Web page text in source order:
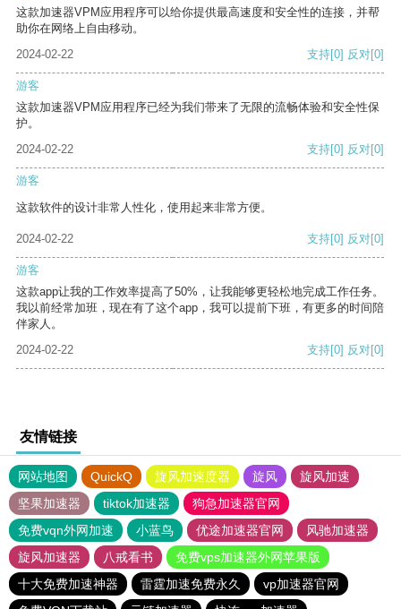
这款加速器VPM应用程序可以给你提供最高速度和安全性的连接，并帮
助你在网络上自由移动。
2024-02-22
支持[0] 反对[0]
游客
这款加速器VPM应用程序已经为我们带来了无限的流畅体验和安全性保
护。
2024-02-22
支持[0] 反对[0]
游客
这款软件的设计非常人性化，使用起来非常方便。
2024-02-22 支持[0] 反对[0]
游客
这款app让我的工作效率提高了50%，让我能够更轻松地完成工作任务。
我以前经常加班，现在有了这个app，我可以提前下班，有更多的时间陪
伴家人。
2024-02-22
支持[0] 反对[0]
友情链接
网站地图 QuickQ 旋风加速度器 旋风
旋风加速
坚果加速器
tiktok加速器
狗急加速器官网
免费vqn外网加速
小蓝鸟 优途加速器官网
风驰加速器
旋风加速器
八戒看书
免费vps加速器外网苹果版
十大免费加速神器
雷霆加速免费永久
vp加速器官网